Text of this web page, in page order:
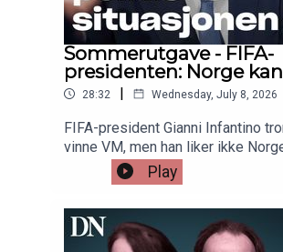
Sommerutgave - FIFA-
presidenten: Norge
28:32 | Wednesday, July 8, 2026
FIFA-president Gianni Infantino
vinne VM, men han liker ikke
Lars Bache Madsen lese sin
med den mektige
Næringsliv.Den politiske
uke 32.
Play